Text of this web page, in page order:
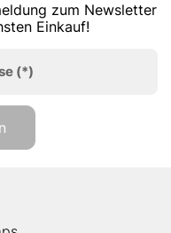
zum Newsletter
Einkauf!
(*)